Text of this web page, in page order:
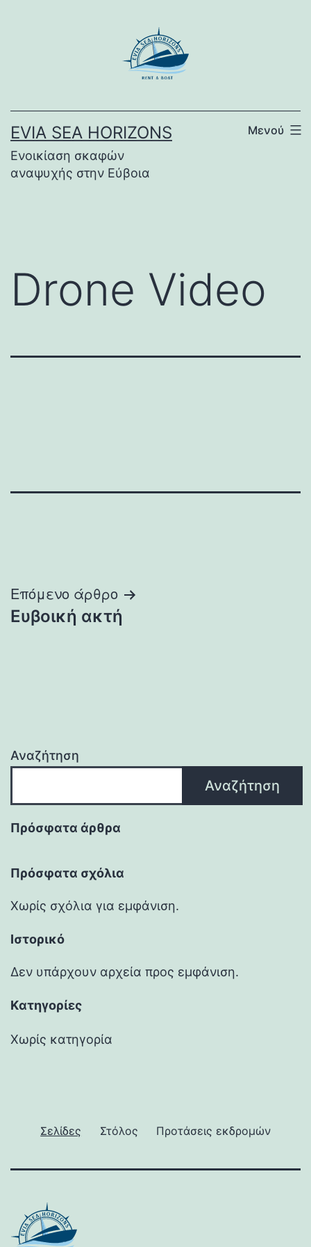
EVIA SEA HORIZONS
Ενοικίαση σκαφών
αναψυχής στην Εύβοια
Μενού
Drone Video
Πλοήγηση
άρθρων
Επόμενο άρθρο
Ευβοική ακτή
Αναζήτηση
Αναζήτηση
Πρόσφατα άρθρα
Πρόσφατα σχόλια
Χωρίς σχόλια για εμφάνιση.
Ιστορικό
Δεν υπάρχουν αρχεία προς εμφάνιση.
Kατηγορίες
Χωρίς κατηγορία
Σελίδες Στόλος Προτάσεις εκδρομών